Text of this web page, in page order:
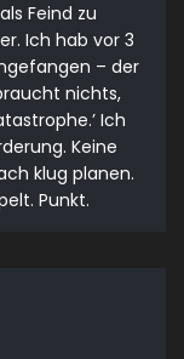
Feind zu
Ich hab vor 3
– der
nichts,
Ich
Keine
klug planen.
Punkt.